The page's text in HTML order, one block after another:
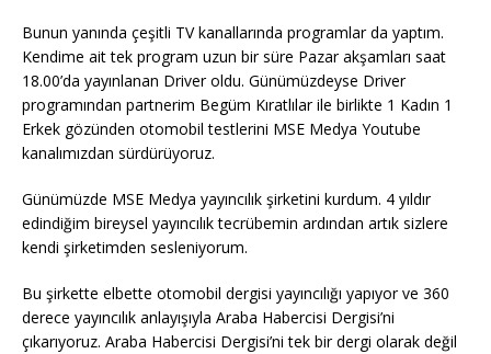
Bunun yanında çeşitli TV kanallarında programlar da yaptım.
Kendime ait tek program uzun bir süre Pazar akşamları saat
18.00’da yayınlanan Driver oldu. Günümüzdeyse Driver
programından partnerim Begüm Kıratlılar ile birlikte 1 Kadın 1
Erkek gözünden otomobil testlerini MSE Medya Youtube
kanalımızdan sürdürüyoruz.
Günümüzde MSE Medya yayıncılık şirketini kurdum. 4 yıldır
edindiğim bireysel yayıncılık tecrübemin ardından artık sizlere
kendi şirketimden sesleniyorum.
Bu şirkette elbette otomobil dergisi yayıncılığı yapıyor ve 360
derece yayıncılık anlayışıyla Araba Habercisi Dergisi’ni
çıkarıyoruz. Araba Habercisi Dergisi’ni tek bir dergi olarak değil